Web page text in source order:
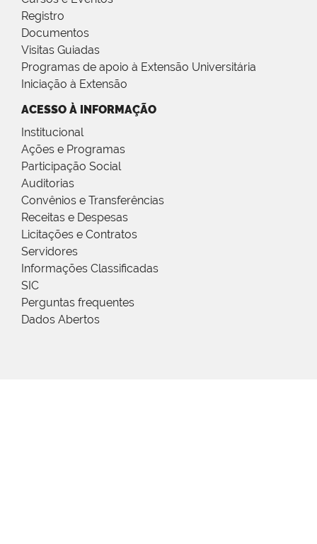
Registro
Documentos
Visitas Guiadas
Programas de apoio à Extensão Universitária
Iniciação à Extensão
ACESSO À INFORMAÇÃO
Institucional
Ações e Programas
Participação Social
Auditorias
Convênios e Transferências
Receitas e Despesas
Licitações e Contratos
Servidores
Informações Classificadas
SIC
Perguntas frequentes
Dados Abertos